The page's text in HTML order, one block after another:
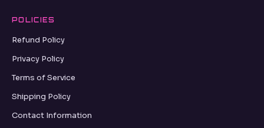
POLICIES
Refund Policy
Privacy Policy
Terms of Service
Shipping Policy
Contact Information